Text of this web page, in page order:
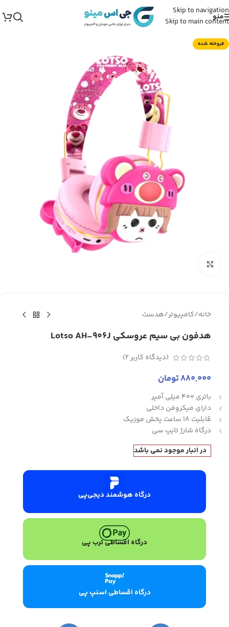
Skip to navigation
Skip to main content
منو
فروخته شده
خانه/کامپیوتر/هدست
هدفون بی سیم عروسکی Lotso AH-906J
(دیدگاه کاربر2
)
880,000تومان
باتری 400 میلی آمپر
دارای میکروفن داخلی
قابلیت 18 ساعت پخش موزیک
درگاه شارژ تایپ سی
در انبار موجود نمی باشد
درگاه هوشمند دیجی‌پی
درگاه اقساطی ترب پی
درگاه اقساطی اسنپ پی